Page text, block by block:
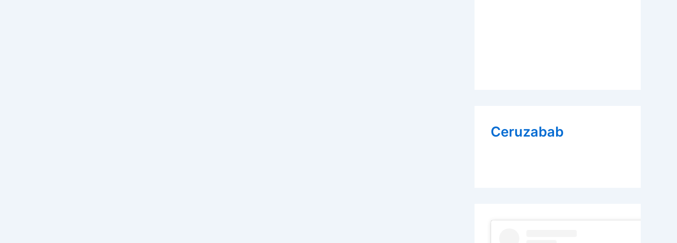
Ceruzabab